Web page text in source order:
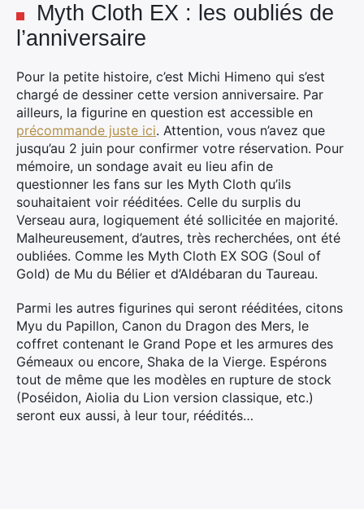
Myth Cloth EX : les oubliés de
l’anniversaire
Pour la petite histoire, c’est Michi Himeno qui s’est
chargé de dessiner cette version anniversaire. Par
ailleurs, la figurine en question est accessible en
précommande juste ici. Attention, vous n’avez que
jusqu’au 2 juin pour confirmer votre réservation. Pour
mémoire, un sondage avait eu lieu afin de
questionner les fans sur les Myth Cloth qu’ils
souhaitaient voir rééditées. Celle du surplis du
Verseau aura, logiquement été sollicitée en majorité.
Malheureusement, d’autres, très recherchées, ont été
oubliées. Comme les Myth Cloth EX SOG (Soul of
Gold) de Mu du Bélier et d’Aldébaran du Taureau.
Parmi les autres figurines qui seront rééditées, citons
Myu du Papillon, Canon du Dragon des Mers, le
coffret contenant le Grand Pope et les armures des
Gémeaux ou encore, Shaka de la Vierge. Espérons
tout de même que les modèles en rupture de stock
(Poséidon, Aiolia du Lion version classique, etc.)
seront eux aussi, à leur tour, réédités…